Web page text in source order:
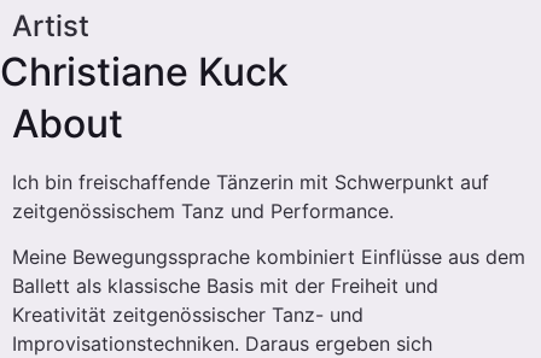
Artist
Christiane Kuck
About
Ich bin freischaffende Tänzerin mit Schwerpunkt auf
zeitgenössischem Tanz und Performance.
Meine Bewegungssprache kombiniert Einflüsse aus dem
Ballett als klassische Basis mit der Freiheit und
Kreativität zeitgenössischer Tanz- und
Improvisationstechniken. Daraus ergeben sich